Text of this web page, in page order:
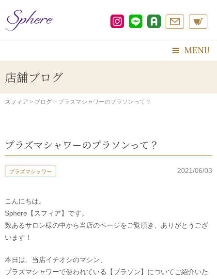
テ
キ
プ
MENU
店舗ブログ
スフィア > ブログ > プラズマシャワーのプラソンって？
プラズマシャワーのプラソンって？
プラズマシャワー 2021/06/03
こんにちは。
Sphere【スフィア】です。
数あるサロン様の中から当店のページをご覧頂き、ありがとうござ
います！
本日は、当店イチオシのマシン、
プラズマシャワーで使われている【プラソン】についてご紹介いた